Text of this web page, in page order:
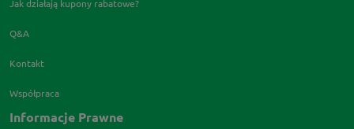
Jak działają kupony rabatowe?
Q&A
Kontakt
Współpraca
Informacje Prawne